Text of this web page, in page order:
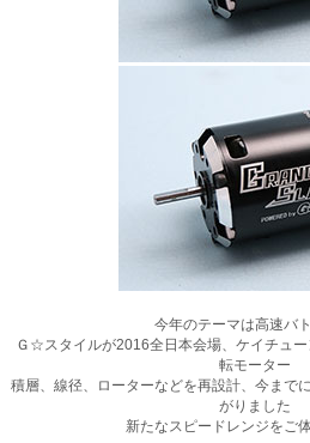
今年のテーマは高速バ
Ｇ☆スタイルが2016全日本会場、ケイチュ
転モーター
積層、線径、ローターなどを再設計、今まで
がりました
新たなスピードレンジをご